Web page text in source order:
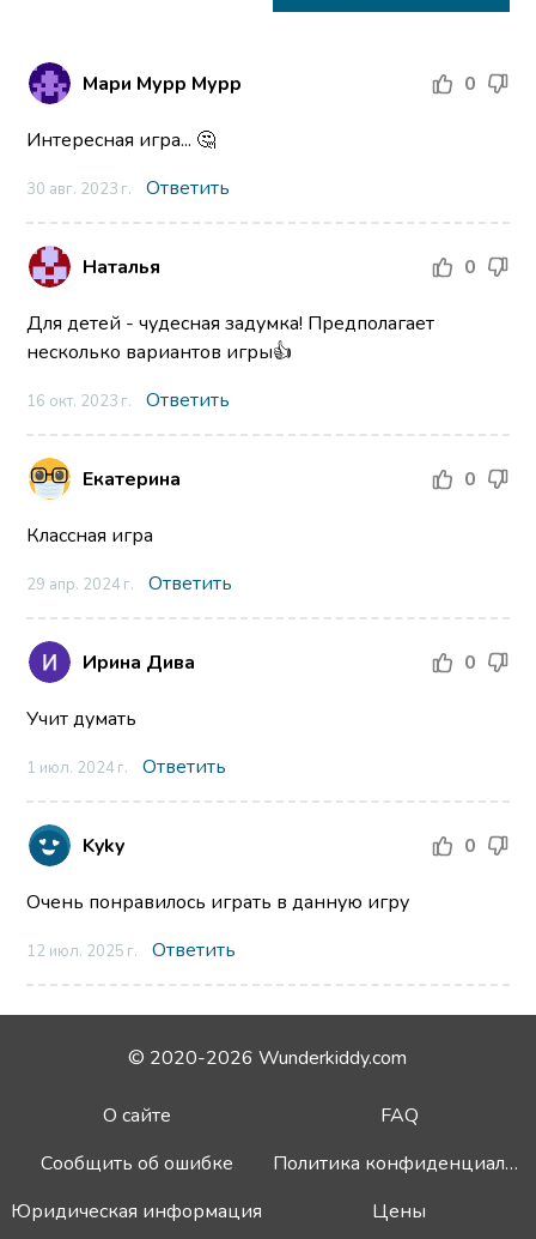
Мари Мурр Мурр 0
Интересная игра... 🤔
30 авг. 2023 г. Ответить
Наталья 0
Для детей - чудесная задумка! Предполагает
несколько вариантов игры👍
16 окт. 2023 г. Ответить
Екатерина 0
Классная игра
29 апр. 2024 г. Ответить
Ирина Дива 0
Учит думать
1 июл. 2024 г. Ответить
Kyky 0
Очень понравилось играть в данную игру
12 июл. 2025 г. Ответить
© 2020-2026 Wunderkiddy.com
О сайте
FAQ
Сообщить об ошибке
Политика конфиденциальности
Юридическая информация
Цены